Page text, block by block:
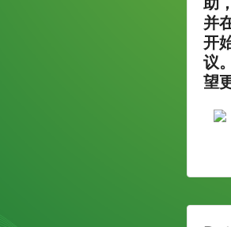
并
开
议
望